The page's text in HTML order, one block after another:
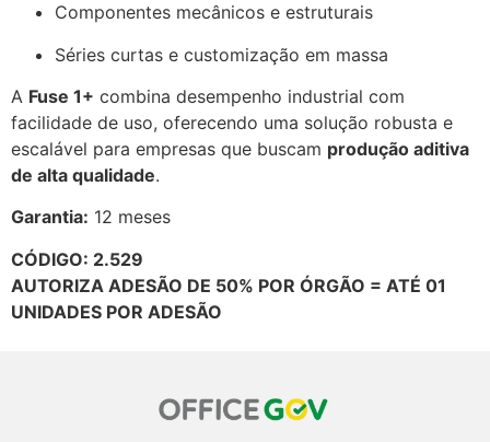
Componentes mecânicos e estruturais
Séries curtas e customização em massa
A Fuse 1+ combina desempenho industrial com
facilidade de uso, oferecendo uma solução robusta e
escalável para empresas que buscam produção aditiva
de alta qualidade.
Garantia: 12 meses
CÓDIGO: 2.529
AUTORIZA ADESÃO DE 50% POR ÓRGÃO = ATÉ 01
UNIDADES POR ADESÃO